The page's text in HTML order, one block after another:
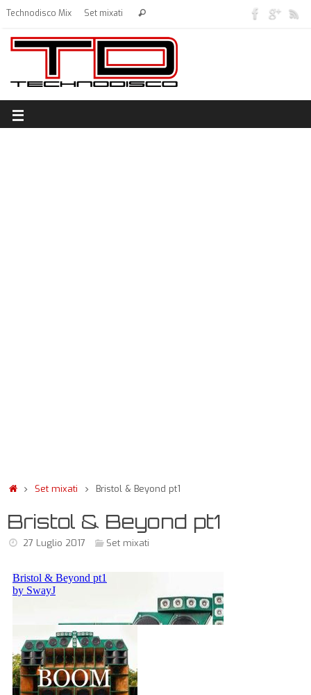
Technodisco Mix Set mixati
Set mixati Bristol & Beyond pt1
Bristol & Beyond pt1
27 Luglio 2017 Set mixati